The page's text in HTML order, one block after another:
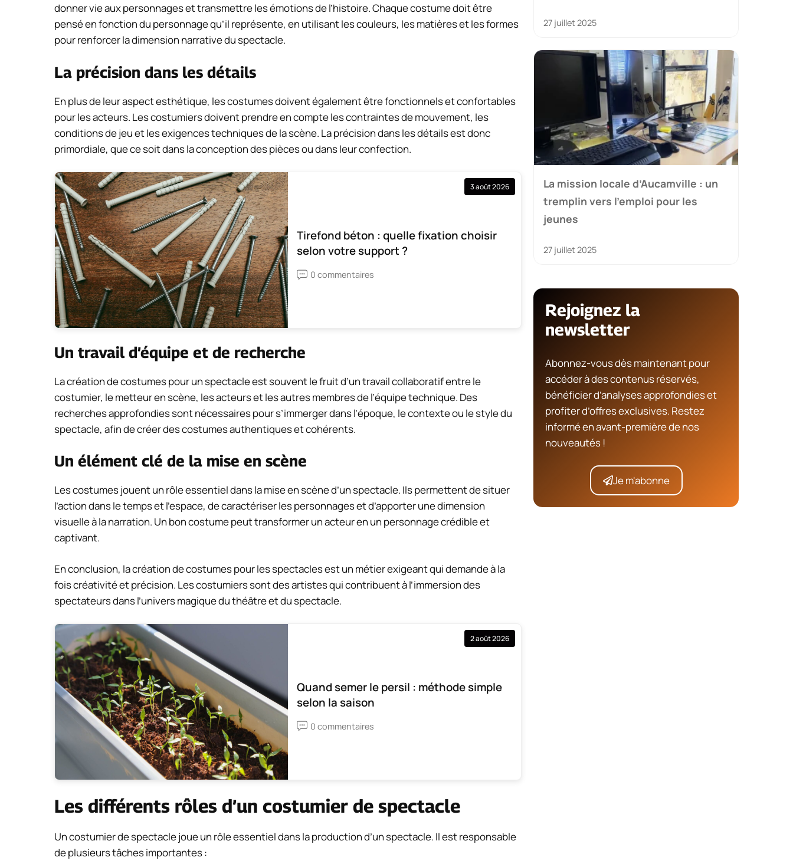
donner vie aux personnages et transmettre les émotions de l’histoire. Chaque costume doit être
pensé en fonction du personnage qu’il représente, en utilisant les couleurs, les matières et les formes
pour renforcer la dimension narrative du spectacle.
La précision dans les détails
En plus de leur aspect esthétique, les costumes doivent également être fonctionnels et confortables
pour les acteurs. Les costumiers doivent prendre en compte les contraintes de mouvement, les
conditions de jeu et les exigences techniques de la scène. La précision dans les détails est donc
primordiale, que ce soit dans la conception des pièces ou dans leur confection.
3 août 2026
Tirefond béton : quelle fixation choisir
selon votre support ?
0 commentaires
Un travail d’équipe et de recherche
La création de costumes pour un spectacle est souvent le fruit d’un travail collaboratif entre le
costumier, le metteur en scène, les acteurs et les autres membres de l’équipe technique. Des
recherches approfondies sont nécessaires pour s’immerger dans l’époque, le contexte ou le style du
spectacle, afin de créer des costumes authentiques et cohérents.
Un élément clé de la mise en scène
Les costumes jouent un rôle essentiel dans la mise en scène d’un spectacle. Ils permettent de situer
l’action dans le temps et l’espace, de caractériser les personnages et d’apporter une dimension
visuelle à la narration. Un bon costume peut transformer un acteur en un personnage crédible et
captivant.
En conclusion, la création de costumes pour les spectacles est un métier exigeant qui demande à la
fois créativité et précision. Les costumiers sont des artistes qui contribuent à l’immersion des
spectateurs dans l’univers magique du théâtre et du spectacle.
2 août 2026
Quand semer le persil : méthode simple
selon la saison
0 commentaires
Les différents rôles d’un costumier de spectacle
Un costumier de spectacle joue un rôle essentiel dans la production d’un spectacle. Il est responsable
de plusieurs tâches importantes :
27 juillet 2025
La mission locale d’Aucamville : un
tremplin vers l’emploi pour les
jeunes
27 juillet 2025
Rejoignez la
newsletter
Abonnez-vous dès maintenant pour
accéder à des contenus réservés,
bénéficier d’analyses approfondies et
profiter d’offres exclusives. Restez
informé en avant-première de nos
nouveautés !
Je m'abonne